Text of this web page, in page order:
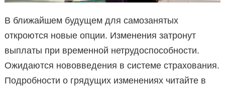
В ближайшем будущем для самозанятых
откроются новые опции. Изменения затронут
выплаты при временной нетрудоспособности.
Ожидаются нововведения в системе страхования.
Подробности о грядущих изменениях читайте в